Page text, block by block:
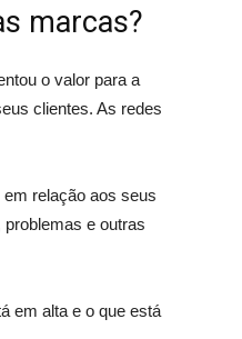
marcas?
o valor para a
clientes. As redes
relação aos seus
e outras
em alta e o que está